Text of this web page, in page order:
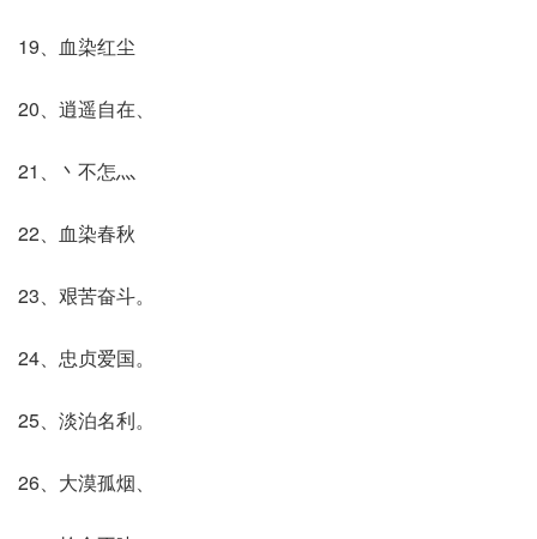
19、血染红尘
20、逍遥自在、
21、丶不怎灬
22、血染春秋
23、艰苦奋斗。
24、忠贞爱国。
25、淡泊名利。
26、大漠孤烟、